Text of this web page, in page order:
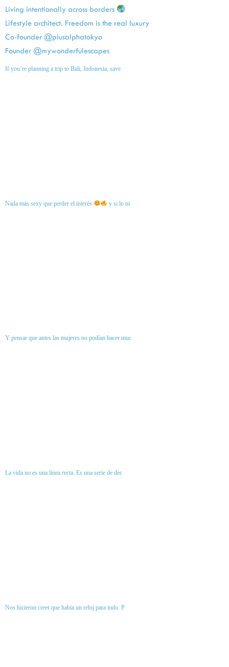
Living intentionally across borders
Lifestyle architect. Freedom is the real luxury
Co-founder @plusalphatokyo
Founder @mywonderfulescapes
If you’re planning a trip to Bali, Indonesia, save
Nada más sexy que perder el interés y si lo ni
Y pensar que antes las mujeres no podían hacer muc
La vida no es una línea recta. Es una serie de dec
Nos hicieron creer que había un reloj para todo. P